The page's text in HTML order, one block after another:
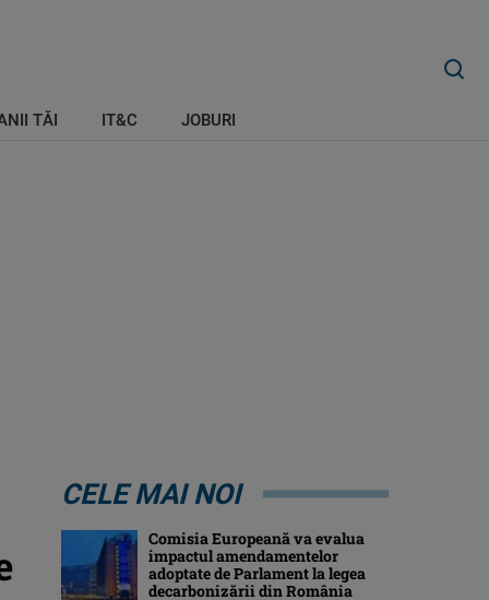
TĂI IT&C JOBURI
CELE MAI NOI
Comisia Europeană va evalua
impactul amendamentelor
adoptate de Parlament la legea
decarbonizării din România